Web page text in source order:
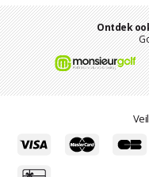
Ontdek